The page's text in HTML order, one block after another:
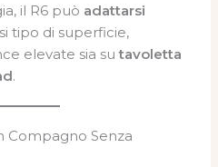
il R6 può adattarsi
tipo di superficie,
elevate sia sutavoletta
.
Compagno Senza